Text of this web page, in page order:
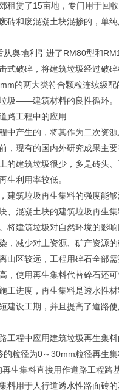
了15亩地，专门用于回收
砖和废混凝土块混掺的，单
地利引进了RM80型和
式破碎，将建筑垃圾经过破
的两大类符合颗粒连续级
——建筑材料的良性循环。
工程中的应用
生的，将其作为二次资源
，现有的国内外研究成果主
的建筑垃圾很少，多是砖头
生利用率较低。
垃圾再生集料的强度能够
、混凝土块的建筑垃圾再生
将建筑垃圾对自然环境的影
，减少对土资源、矿产资源
较远，工程用碎石全部需
，使用再生集料代替碎石还
工进度，再生集料是透水性
建设工期，并且提高了道路
中应用建筑垃圾再生集料
径为0～30mm粒径再生集
生集料直接用作道路工程路
于人行道透水性路面砖的